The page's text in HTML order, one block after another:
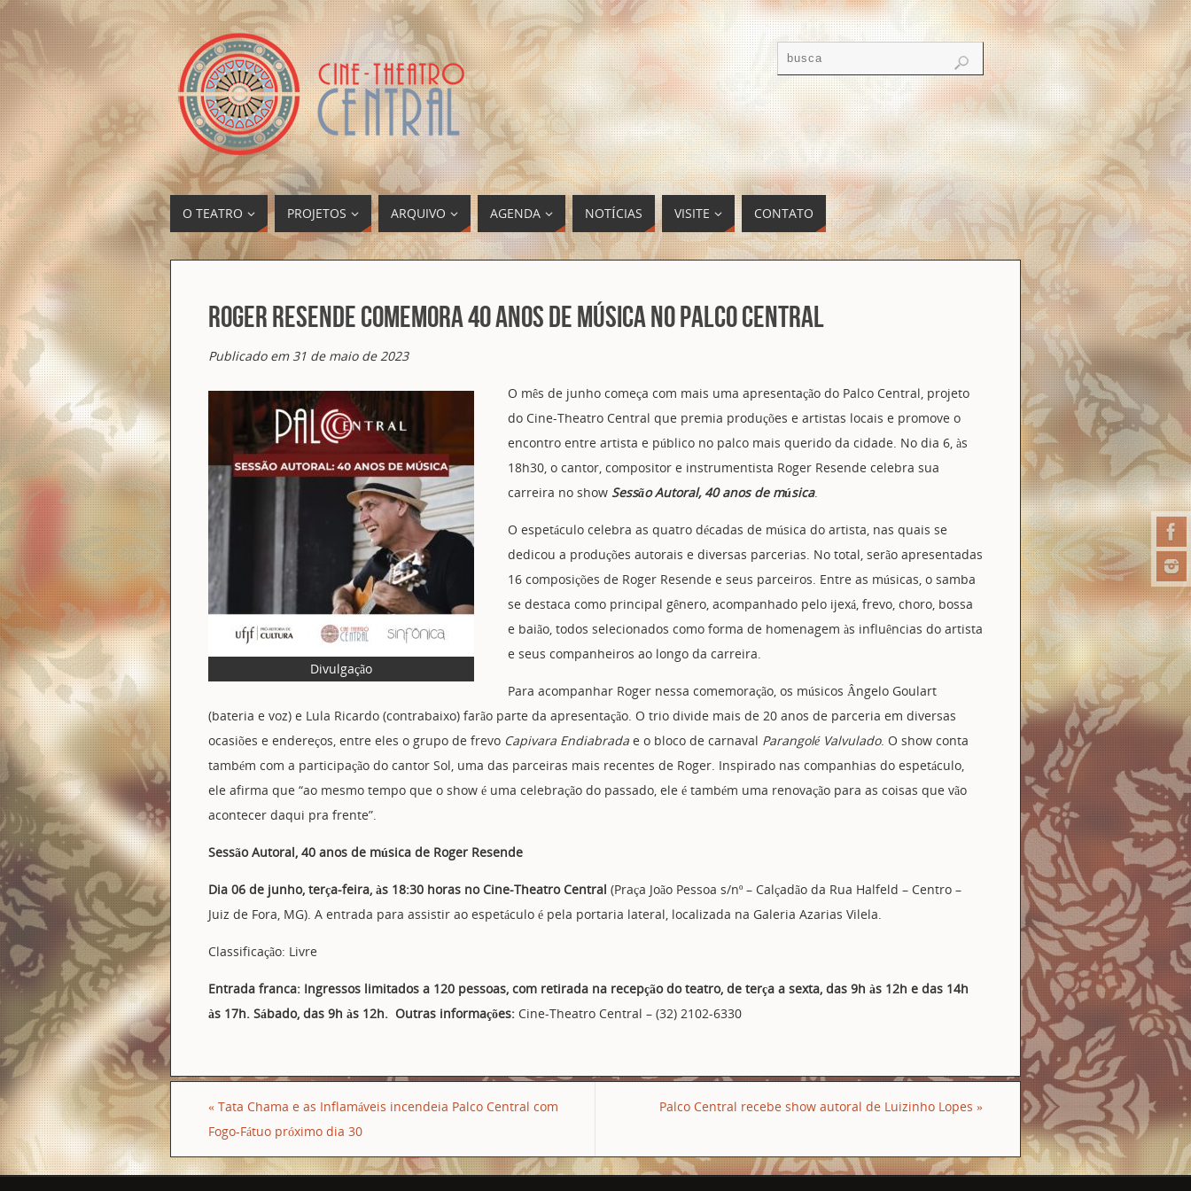
O TEATRO PROJETOS ARQUIVO AGENDA NOTÍCIAS VISITE CONTATO
Roger Resende comemora 40 anos de música no Palco Central
Publicado em 31 de maio de 2023
Divulgação
O mês de junho começa com mais uma apresentação do Palco Central, projeto
do Cine-Theatro Central que premia produções e artistas locais e promove o
encontro entre artista e público no palco mais querido da cidade. No dia 6, às
18h30, o cantor, compositor e instrumentista Roger Resende celebra sua
carreira no show Sessão Autoral, 40 anos de música.
O espetáculo celebra as quatro décadas de música do artista, nas quais se
dedicou a produções autorais e diversas parcerias. No total, serão apresentadas
16 composições de Roger Resende e seus parceiros. Entre as músicas, o samba
se destaca como principal gênero, acompanhado pelo ijexá, frevo, choro, bossa
e baião, todos selecionados como forma de homenagem às influências do artista
e seus companheiros ao longo da carreira.
Para acompanhar Roger nessa comemoração, os músicos Ângelo Goulart
(bateria e voz) e Lula Ricardo (contrabaixo) farão parte da apresentação. O trio divide mais de 20 anos de parceria em diversas
ocasiões e endereços, entre eles o grupo de frevo Capivara Endiabrada e o bloco de carnaval Parangolé Valvulado. O show conta
também com a participação do cantor Sol, uma das parceiras mais recentes de Roger. Inspirado nas companhias do espetáculo,
ele afirma que “ao mesmo tempo que o show é uma celebração do passado, ele é também uma renovação para as coisas que vão
acontecer daqui pra frente”.
Sessão Autoral, 40 anos de música de Roger Resende
Dia 06 de junho, terça-feira, às 18:30 horas no Cine-Theatro Central (Praça João Pessoa s/nº – Calçadão da Rua Halfeld – Centro –
Juiz de Fora, MG). A entrada para assistir ao espetáculo é pela portaria lateral, localizada na Galeria Azarias Vilela.
Classificação: Livre
Entrada franca: Ingressos limitados a 120 pessoas, com retirada na recepção do teatro, de terça a sexta, das 9h às 12h e das 14h
às 17h. Sábado, das 9h às 12h. Outras informações: Cine-Theatro Central – (32) 2102-6330
« Tata Chama e as Inflamáveis incendeia Palco Central com
Fogo-Fátuo próximo dia 30
Palco Central recebe show autoral de Luizinho Lopes »